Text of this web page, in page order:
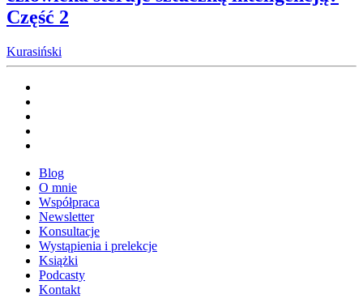
Część 2
Kurasiński
Blog
O mnie
Współpraca
Newsletter
Konsultacje
Wystąpienia i prelekcje
Książki
Podcasty
Kontakt